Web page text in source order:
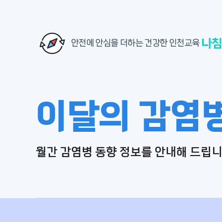
이달의 감염
월간 감염병 동향 정보를 안내해 드립